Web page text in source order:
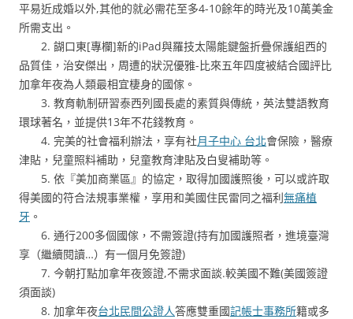
平易近成婚以外,其他的就必需花至多4-10餘年的時光及10萬美金
所需支出。
2. 餬口東[專欄]新的iPad與羅技太陽能鍵盤折疊保護組西的
品質佳，治安傑出，周遭的狀況優雅-比來五年四度被結合國評比
加拿年夜為人類最相宜棲身的國傢。
3. 教育軌制研習泰西列國長處的素質與傳統，英法雙語教育
環球著名，並提供13年不花錢教育。
4. 完美的社會福利辦法，享有社月子中心 台北會保險，醫療
津貼，兒童照料補助，兒童教育津貼及白叟補助等。
5. 依『美加商業區』的協定，取得加國護照後，可以或許取
得美國的符合法規事業權，享用和美國住民雷同之福利無痛植
牙 。
6. 通行200多個國傢，不需簽證(持有加國護照者，進境臺灣
享（繼續閱讀…）有一個月免簽證)
7. 今朝打點加拿年夜簽證,不需求面談.較美國不難(美國簽證
須面談)
8. 加拿年夜台北民間公證人答應雙重國記帳士事務所籍或多